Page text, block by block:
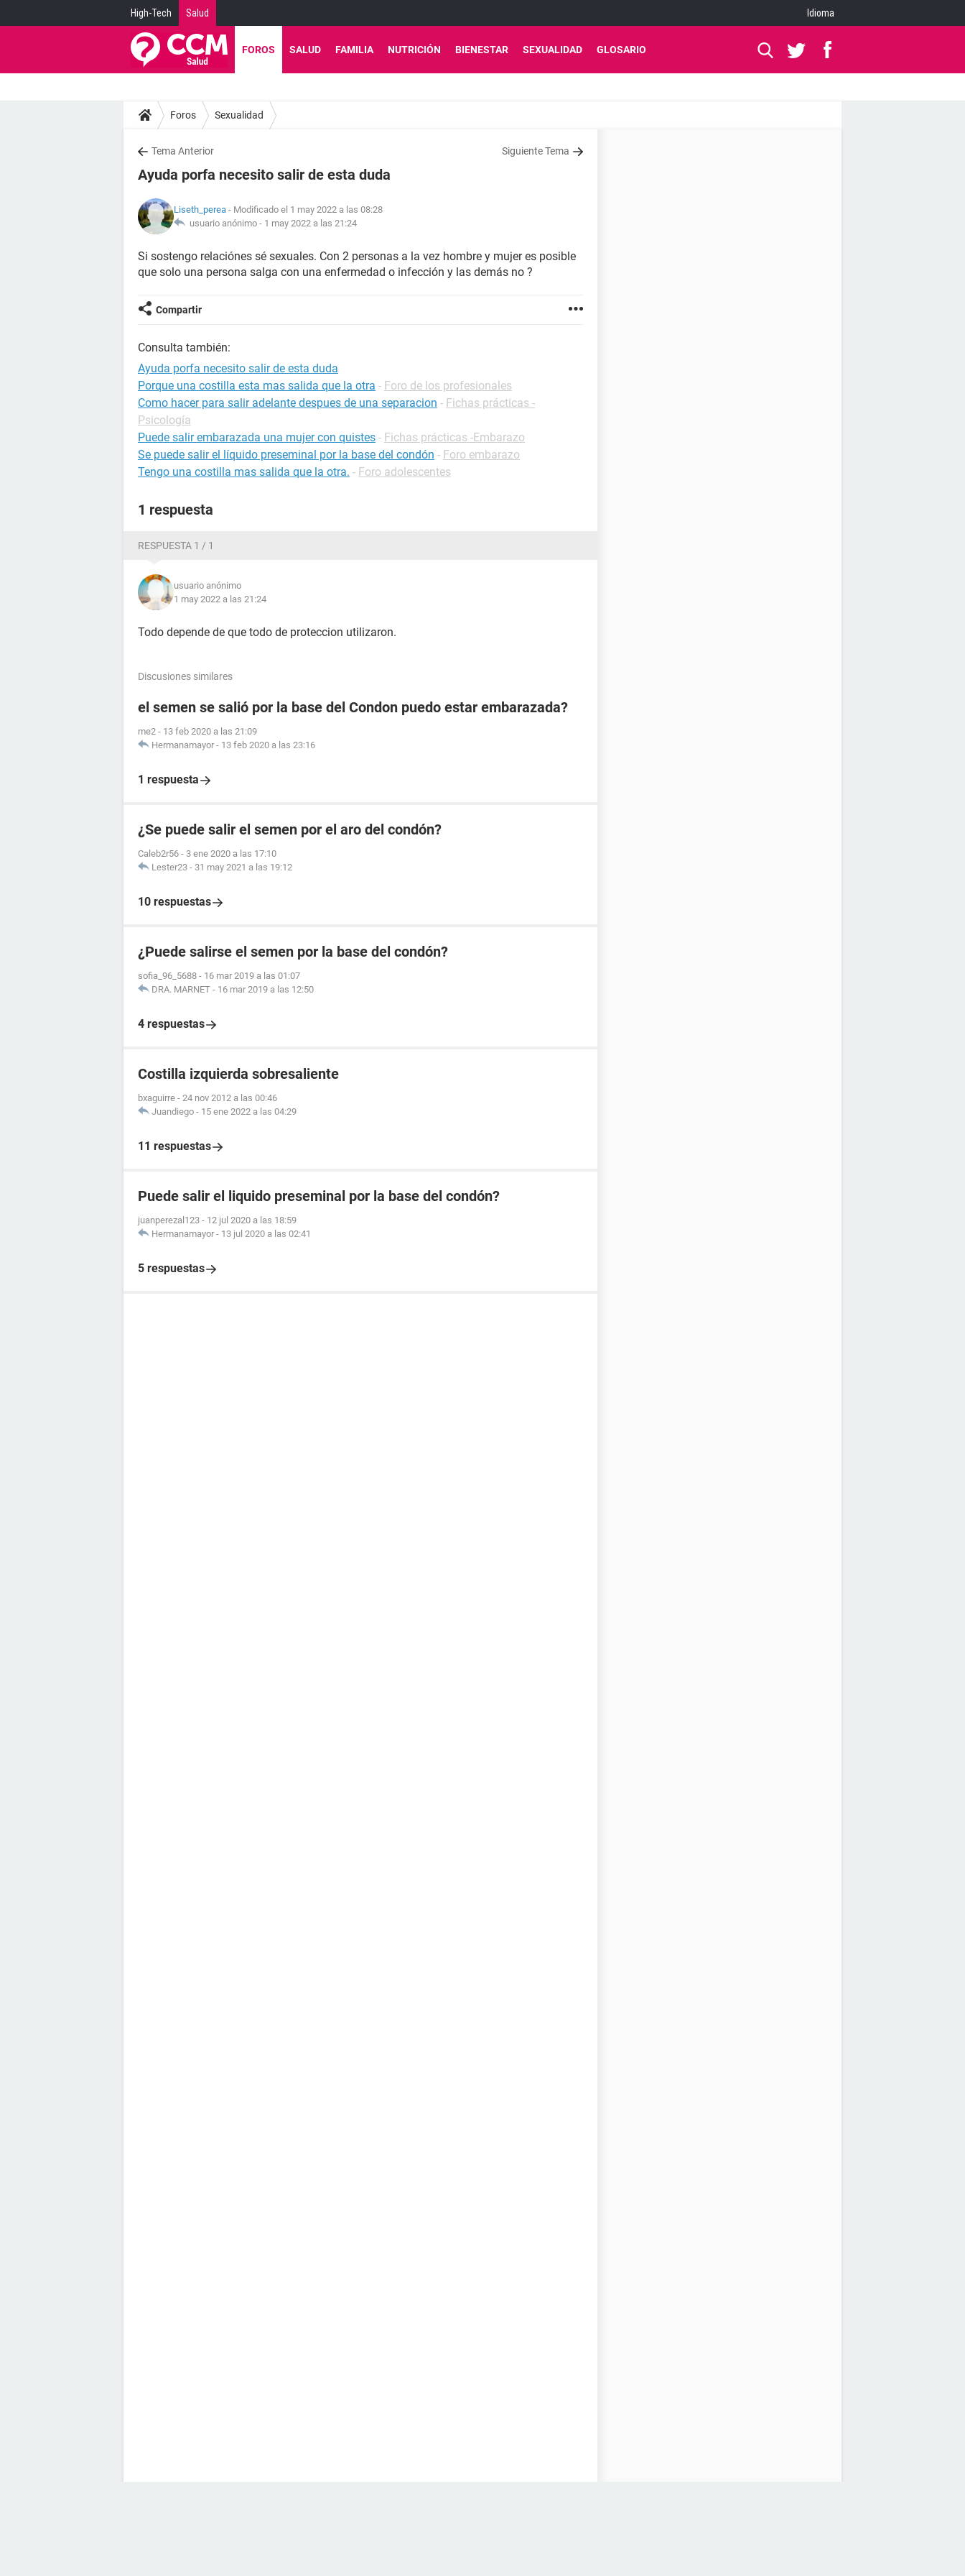
High-Tech Salud Idioma
FOROS SALUD FAMILIA NUTRICIÓN BIENESTAR SEXUALIDAD GLOSARIO
Foros Sexualidad
Tema Anterior Siguiente Tema
Ayuda porfa necesito salir de esta duda
Liseth_perea - Modificado el 1 may 2022 a las 08:28
usuario anónimo - 1 may 2022 a las 21:24
Si sostengo relaciónes sé sexuales. Con 2 personas a la vez hombre y mujer es posible
que solo una persona salga con una enfermedad o infección y las demás no ?
Compartir
Consulta también:
Ayuda porfa necesito salir de esta duda
Porque una costilla esta mas salida que la otra - Foro de los profesionales
Como hacer para salir adelante despues de una separacion - Fichas prácticas -
Psicología
Puede salir embarazada una mujer con quistes - Fichas prácticas -Embarazo
Se puede salir el líquido preseminal por la base del condón - Foro embarazo
Tengo una costilla mas salida que la otra. - Foro adolescentes
1 respuesta
RESPUESTA 1 / 1
usuario anónimo
1 may 2022 a las 21:24
Todo depende de que todo de proteccion utilizaron.
Discusiones similares
el semen se salió por la base del Condon puedo estar embarazada?
me2 - 13 feb 2020 a las 21:09
Hermanamayor - 13 feb 2020 a las 23:16
1 respuesta
¿Se puede salir el semen por el aro del condón?
Caleb2r56 - 3 ene 2020 a las 17:10
Lester23 - 31 may 2021 a las 19:12
10 respuestas
¿Puede salirse el semen por la base del condón?
sofia_96_5688 - 16 mar 2019 a las 01:07
DRA. MARNET - 16 mar 2019 a las 12:50
4 respuestas
Costilla izquierda sobresaliente
bxaguirre - 24 nov 2012 a las 00:46
Juandiego - 15 ene 2022 a las 04:29
11 respuestas
Puede salir el liquido preseminal por la base del condón?
juanperezal123 - 12 jul 2020 a las 18:59
Hermanamayor - 13 jul 2020 a las 02:41
5 respuestas